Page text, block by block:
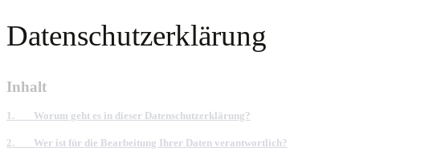
Datenschutzerklärung
Inhalt
1. Worum geht es in dieser Datenschutzerklärung?
2. Wer ist für die Bearbeitung Ihrer Daten verantwortlich?